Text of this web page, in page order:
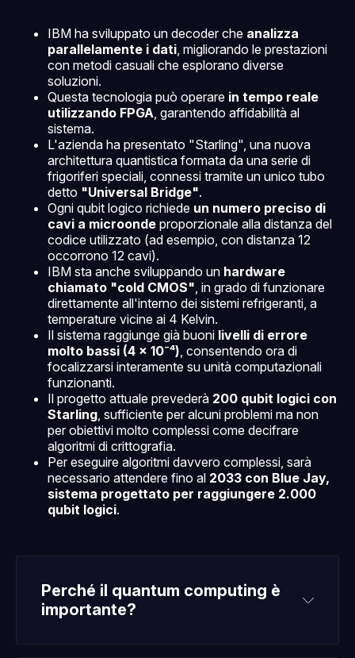
IBM ha sviluppato un decoder che analizza
parallelamente i dati , migliorando le prestazioni
con metodi casuali che esplorano diverse
soluzioni.
Questa tecnologia può operare in tempo reale
utilizzando FPGA , garantendo affidabilità al
sistema.
L'azienda ha presentato "Starling", una nuova
architettura quantistica formata da una serie di
frigoriferi speciali, connessi tramite un unico tubo
detto "Universal Bridge".
Ogni qubit logico richiede un numero preciso di
cavi a microonde proporzionale alla distanza del
codice utilizzato (ad esempio, con distanza 12
occorrono 12 cavi).
IBM sta anche sviluppando un hardware
chiamato "cold CMOS" , in grado di funzionare
direttamente all'interno dei sistemi refrigeranti, a
temperature vicine ai 4 Kelvin.
Il sistema raggiunge già buoni livelli di errore
molto bassi (4 x 10⁻⁴) , consentendo ora di
focalizzarsi interamente su unità computazionali
funzionanti.
Il progetto attuale prevederà 200 qubit logici con
Starling , sufficiente per alcuni problemi ma non
per obiettivi molto complessi come decifrare
algoritmi di crittografia.
Per eseguire algoritmi davvero complessi, sarà
necessario attendere fino al 2033 con Blue Jay,
sistema progettato per raggiungere 2.000
qubit logici.
Perché il quantum computing è
importante?